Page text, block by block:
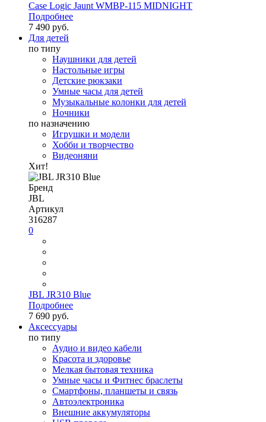
Case Logic Jaunt WMBP-115 MIDNIGHT
Подробнее
7 490 руб.
Для детей
по типу
Наушники для детей
Настольные игры
Детские рюкзаки
Умные часы для детей
Музыкальные колонки для детей
Ночники
по назначению
Игрушки и модели
Хобби и творчество
Видеоняни
Хит!
Бренд
JBL
Артикул
316287
0
JBL JR310 Blue
Подробнее
7 690 руб.
Аксессуары
по типу
Аудио и видео кабели
Красота и здоровье
Мелкая бытовая техника
Умные часы и Фитнес браслеты
Смартфоны, планшеты и связь
Автоэлектроника
Внешние аккумуляторы